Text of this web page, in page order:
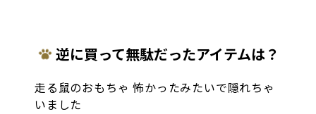
逆に買って無駄だったアイテムは？
走る鼠のおもちゃ 怖かったみたいで隠れちゃ
いました